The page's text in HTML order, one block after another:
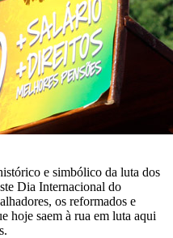
e simbólico da luta dos
Dia Internacional do
os reformados e
hoje saem à rua em luta aqui